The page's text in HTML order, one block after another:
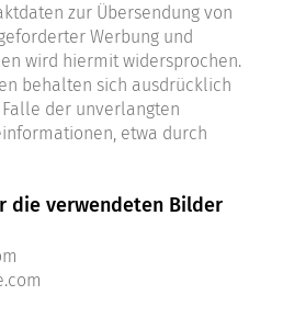
zur Übersendung von
Werbung und
wird hiermit widersprochen.
behalten sich ausdrücklich
der unverlangten
etwa durch
die verwendeten Bilder